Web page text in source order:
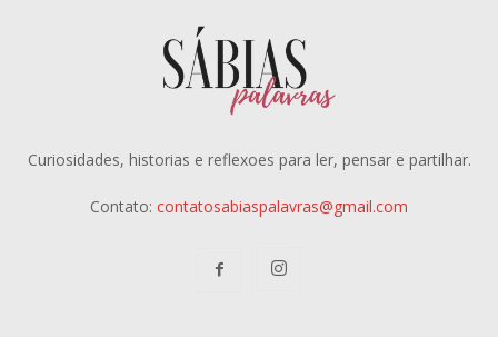
Curiosidades, historias e reflexoes para ler, pensar e partilhar.
Contato: contatosabiaspalavras@gmail.com